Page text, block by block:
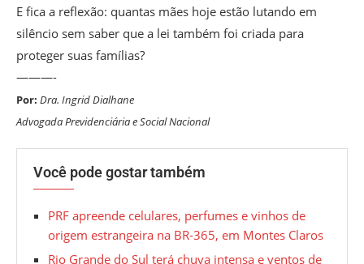
E fica a reflexão: quantas mães hoje estão lutando em
silêncio sem saber que a lei também foi criada para
proteger suas famílias?
———-
Por: Dra. Ingrid Dialhane
Advogada Previdenciária e Social Nacional
Você pode gostar também
PRF apreende celulares, perfumes e vinhos de
origem estrangeira na BR-365, em Montes Claros
Rio Grande do Sul terá chuva intensa e ventos de